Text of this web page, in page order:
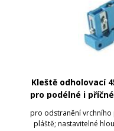
Kleště odholovací
pro podélné i
pro odstranění
pláště; nastavitelné